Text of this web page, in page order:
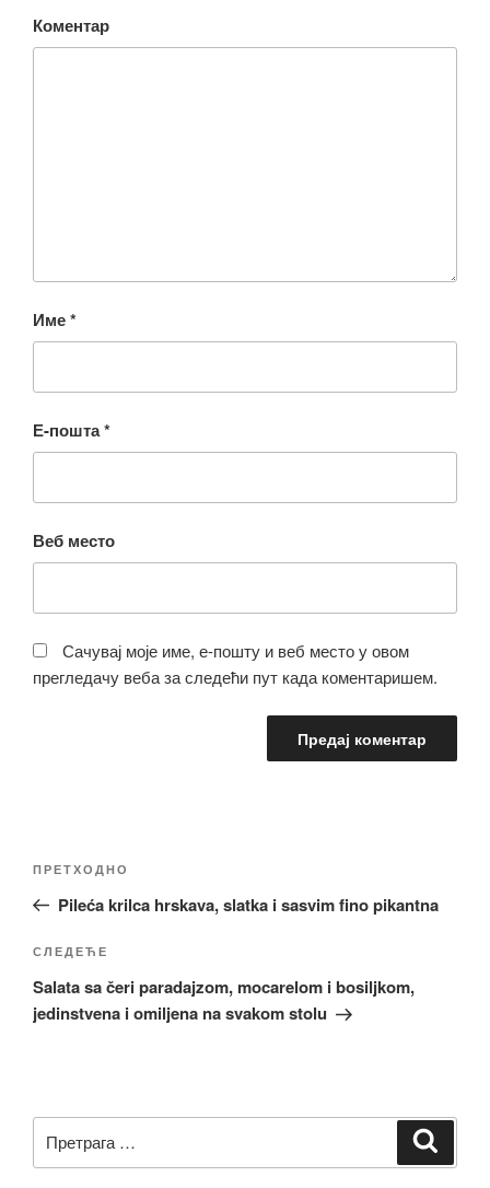
Коментар
Име*
Е-пошта*
Веб место
Сачувај моје име, е-пошту и веб место у овом
прегледачу веба за следећи пут када коментаришем.
Кретање
Претходни
чланак
ПРЕТХОДНО
Pileća krilca hrskava, slatka i sasvim fino pikantna
Следећи
чланак
СЛЕДЕЋЕ
Salata sa čeri paradajzom, mocarelom i bosiljkom,
jedinstvena i omiljena na svakom stolu
за: